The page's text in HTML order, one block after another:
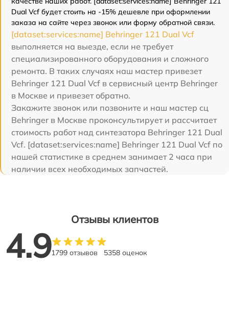
Dual Vcf будет стоить на -15% дешевле при оформлении
заказа на сайте через звонок или форму обратной связи.
[dataset:services:name] Behringer 121 Dual Vcf
выполняется на выезде, если не требует
специализированного оборудования и сложного
ремонта. В таких случаях наш мастер привезет
Behringer 121 Dual Vcf в сервисный центр Behringer
в Москве и привезет обратно.
Закажите звонок или позвоните и наш мастер сц
Behringer в Москве проконсультирует и рассчитает
стоимость работ над синтезатора Behringer 121 Dual
Vcf. [dataset:services:name] Behringer 121 Dual Vcf по
нашей статистике в среднем занимает 2 часа при
наличии всех необходимых запчастей.
Отзывы клиентов
4.91799 отзывов 5358 оценок